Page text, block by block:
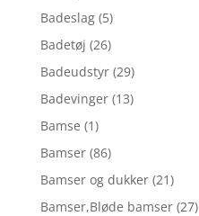
Badeslag (5)
Badetøj (26)
Badeudstyr (29)
Badevinger (13)
Bamse (1)
Bamser (86)
Bamser og dukker (21)
Bamser,Bløde bamser (27)